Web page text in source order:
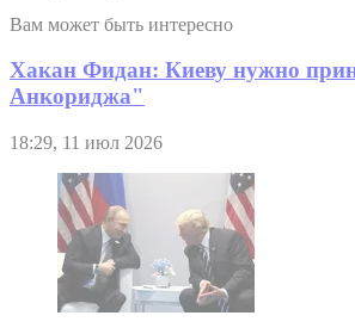
Вам может быть интересно
Хакан Фидан: Киеву нужно
Анкориджа"
18:29, 11 июл 2026